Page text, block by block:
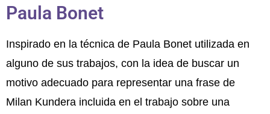
Paula Bonet
Inspirado en la técnica de Paula Bonet utilizada en
alguno de sus trabajos, con la idea de buscar un
motivo adecuado para representar una frase de
Milan Kundera incluida en el trabajo sobre una